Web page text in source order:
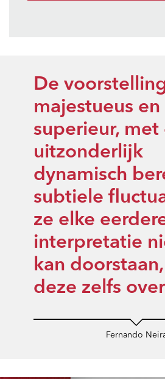
De
majestueus en
superieur, met
uitzonderlijk
dynamisch
subtiele
ze elke
interpretatie
kan
deze zelfs
Fernando